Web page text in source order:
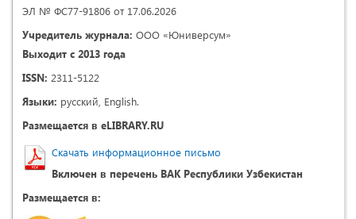
ЭЛ № ФС77-91806 от 17.06.2026
Учредитель журнала: ООО «Юниверсум»
Выходит с 2013 года
ISSN: 2311-5122
Языки: русский, English.
Размещается в eLIBRARY.RU
Скачать информационное письмо
Включен в перечень ВАК Республики Узбекистан
Размещается в: